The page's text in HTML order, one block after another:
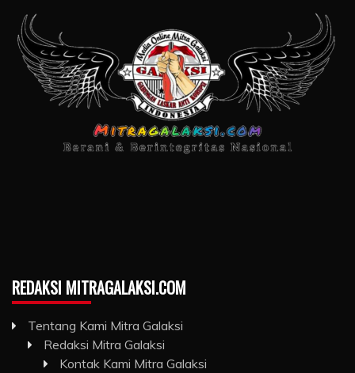
REDAKSI MITRAGALAKSI.COM
Tentang Kami Mitra Galaksi
Redaksi Mitra Galaksi
Kontak Kami Mitra Galaksi